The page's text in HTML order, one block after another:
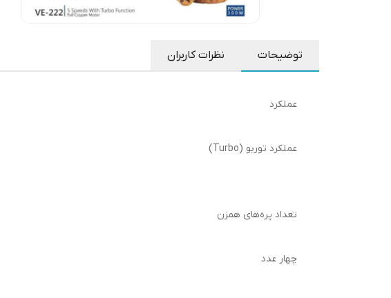
توضیحات نظرات کاربران
عملکرد
عملکرد توربو (Turbo)
تعداد پره‌های همزن
چهار عدد